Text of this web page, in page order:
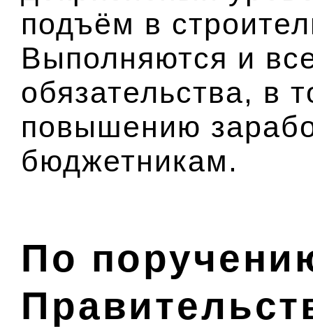
подъём в
Выполняются и
обязательства, в
повышению
бюджетникам.
По